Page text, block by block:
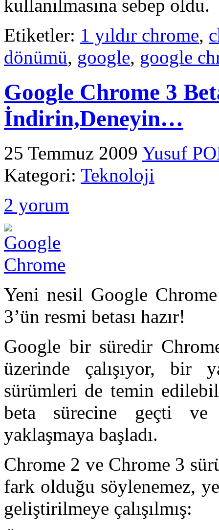
kullanılmasına sebep oldu.
Etiketler: 1 yıldır chrome,
dönümü, google, google
Google Chrome 3
İndirin,Deneyin…
25 Temmuz 2009 Yusuf
Kategori: Teknoloji
2 yorum
Yeni nesil Google
3’ün resmi betası hazır!
Google bir süredir
üzerinde çalışıyor, bir
sürümleri de temin
beta sürecine geçti
yaklaşmaya başladı.
Chrome 2 ve Chrome 3
fark olduğu söylenemez,
geliştirilmeye çalışılmış: